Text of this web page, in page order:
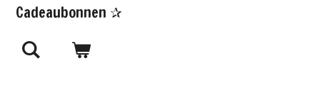
Cadeaubonnen ✰